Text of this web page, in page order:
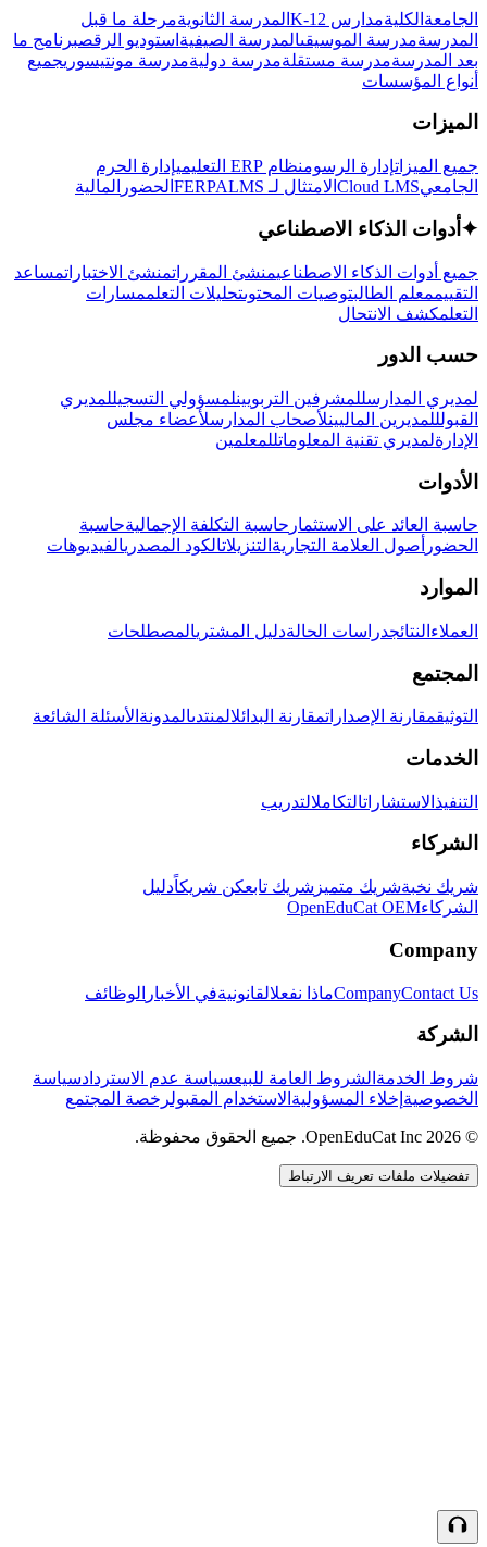
الجامعة الكليةمدارس K-12 المدرسة الثانويةمرحلة ما قبل
المدرسةمدرسة الموسيقىالمدرسة الصيفية استوديو الرقصبرنامج ما
بعد المدرسةمدرسة مستقلةمدرسة دوليةمدرسة مونتيسوريجميع
أنواع المؤسسات
الميزات
جميع الميزاتإدارة الرسومنظام ERP التعليمي
إدارة الحرم
الجامعيCloud LMS الامتثال لـ FERPA LMS الحضور المالية
✦ أدوات الذكاء الاصطناعي
جميع أدوات الذكاء الاصطناعيمنشئ المقرراتمنشئ الاختباراتمساعد
التقييممعلم الطالبتوصيات المحتوىتحليلات التعلممسارات
التعلمكشف الانتحال
حسب الدور
لمديري المدارسللمشرفين التربويينلمسؤولي التسجيللمديري
القبولللمديرين الماليينلأصحاب المدارسلأعضاء مجلس
الإدارةلمديري تقنية المعلوماتللمعلمين
الأدوات
حاسبة العائد على الاستثمار حاسبة التكلفة الإجماليةحاسبة
الحضور أصول العلامة التجارية التنزيلاتالكود المصدريالفيديوهات
الموارد
العملاء النتائجدراسات الحالةدليل المشتريالمصطلحات
المجتمع
التوثيقمقارنة الإصداراتمقارنة البدائلالمنتدىالمدونة الأسئلة الشائعة
الخدمات
التنفيذ الاستشاراتالتكاملالتدريب
الشركاء
شريك نخبةشريك متميز شريك تابعكن شريكاًدليل
الشركاءOpenEduCat OEM
Company
CompanyContact Us ماذا نفعلالقانونيةفي الأخبار الوظائف
الشركة
شروط الخدمة الشروط العامة للبيعسياسة عدم الاستردادسياسة
الخصوصية إخلاء المسؤولية الاستخدام المقبولرخصة المجتمع
© 2026 OpenEduCat Inc. جميع الحقوق محفوظة.
تفضيلات ملفات تعريف الارتباط